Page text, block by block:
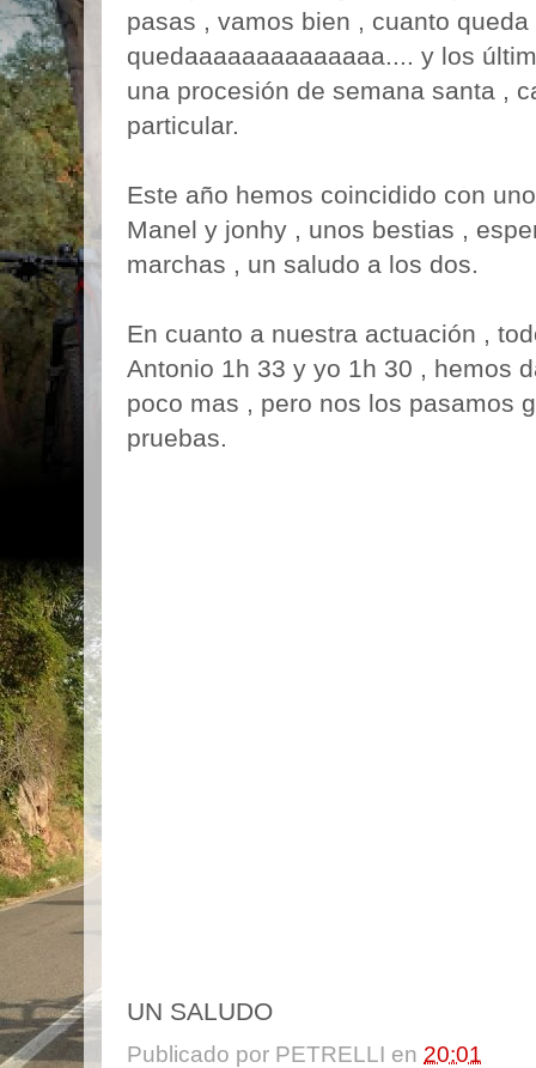
pasas , vamos bien , cuanto
quedaaaaaaaaaaaaaa.... y los
una procesión de semana santa ,
particular.
Este año hemos coincidido con
Manel y jonhy , unos bestias ,
marchas , un saludo a los dos.
En cuanto a nuestra actuación ,
Antonio 1h 33 y yo 1h 30 , hemos
poco mas , pero nos los pasamos
pruebas.
UN SALUDO
Publicado por PETRELLI en 20:01